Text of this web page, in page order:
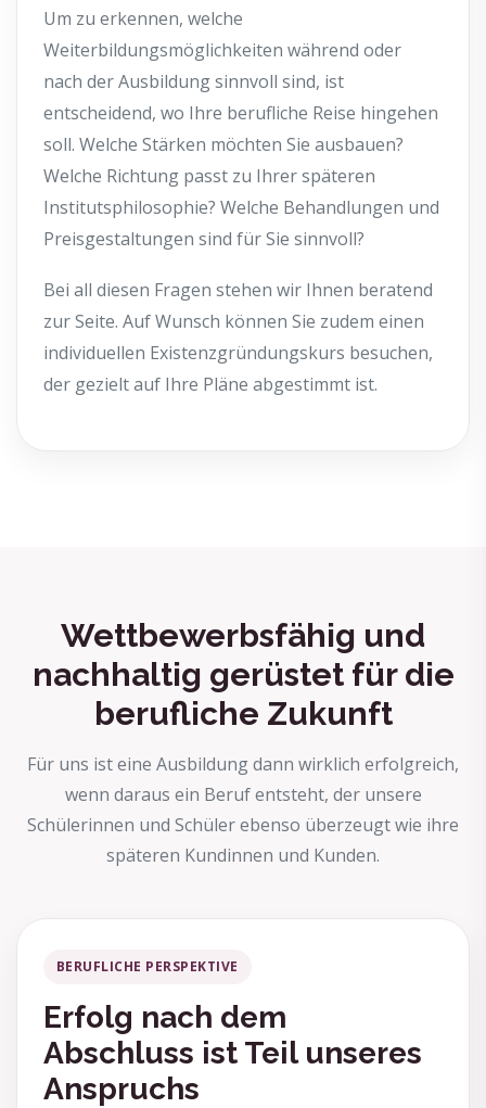
Um zu erkennen, welche
Weiterbildungsmöglichkeiten während oder
nach der Ausbildung sinnvoll sind, ist
entscheidend, wo Ihre berufliche Reise hingehen
soll. Welche Stärken möchten Sie ausbauen?
Welche Richtung passt zu Ihrer späteren
Institutsphilosophie? Welche Behandlungen und
Preisgestaltungen sind für Sie sinnvoll?
Bei all diesen Fragen stehen wir Ihnen beratend
zur Seite. Auf Wunsch können Sie zudem einen
individuellen Existenzgründungskurs besuchen,
der gezielt auf Ihre Pläne abgestimmt ist.
Wettbewerbsfähig und
nachhaltig gerüstet für die
berufliche Zukunft
Für uns ist eine Ausbildung dann wirklich erfolgreich,
wenn daraus ein Beruf entsteht, der unsere
Schülerinnen und Schüler ebenso überzeugt wie ihre
späteren Kundinnen und Kunden.
BERUFLICHE PERSPEKTIVE
Erfolg nach dem
Abschluss ist Teil unseres
Anspruchs